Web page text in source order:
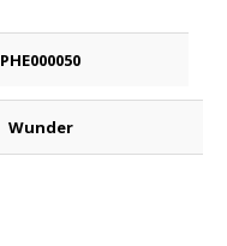
PHE000050
Wunder